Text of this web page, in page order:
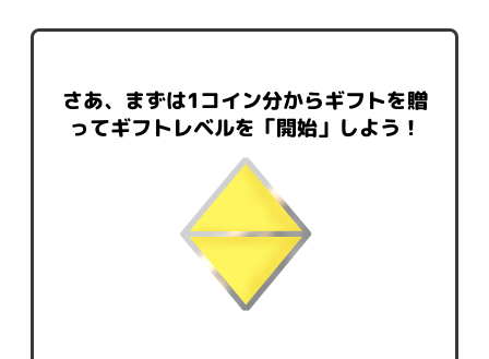
さあ、まずは1コイン分からギフトを贈
ってギフトレベルを「開始」しよう！